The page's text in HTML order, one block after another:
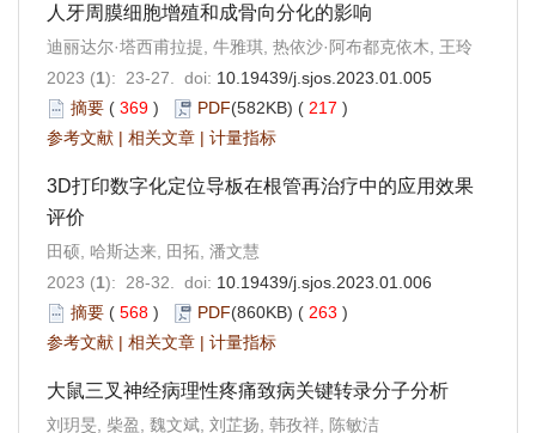
人牙周膜细胞增殖和成骨向分化的影响
迪丽达尔·塔西甫拉提, 牛雅琪, 热依沙·阿布都克依木, 王玲
2023 (1): 23-27. doi: 10.19439/j.sjos.2023.01.005
摘要 ( 369 ) PDF(582KB) ( 217 )
参考文献 | 相关文章 | 计量指标
3D打印数字化定位导板在根管再治疗中的应用效果
评价
田硕, 哈斯达来, 田拓, 潘文慧
2023 (1): 28-32. doi: 10.19439/j.sjos.2023.01.006
摘要 ( 568 ) PDF(860KB) ( 263 )
参考文献 | 相关文章 | 计量指标
大鼠三叉神经病理性疼痛致病关键转录分子分析
刘玥旻, 柴盈, 魏文斌, 刘芷扬, 韩孜祥, 陈敏洁